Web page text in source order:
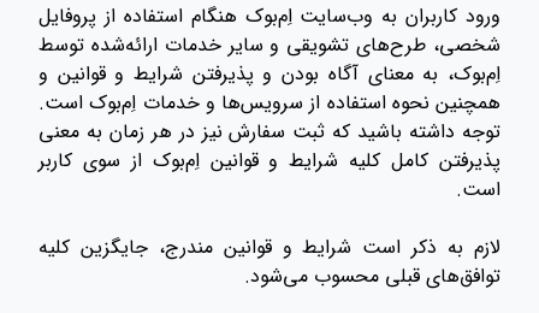
ورود کاربران به وب‌سایت اِم‌بوک هنگام استفاده از پروفایل
شخصی، طرح‌های تشویقی و سایر خدمات ارائه‌شده توسط
اِم‌بوک، به معنای آگاه بودن و پذیرفتن شرایط و قوانین و
همچنین نحوه استفاده از سرویس‌ها و خدمات اِم‌بوک است.
توجه داشته باشید که ثبت سفارش نیز در هر زمان به معنی
پذیرفتن کامل کلیه شرایط و قوانین اِم‌بوک از سوی کاربر
است.
لازم به ذکر است شرایط و قوانین مندرج، جایگزین کلیه
توافق‌های قبلی محسوب می‌شود.